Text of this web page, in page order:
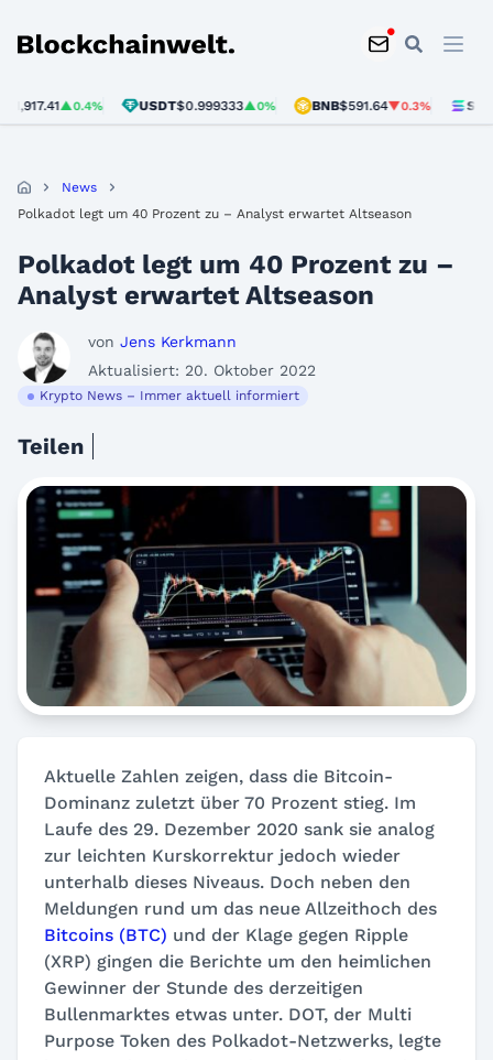
Blockchainwelt
▲0.4% USDT$0.999333▲0% BNB$591.64▼0.3% SOL
News
Polkadot legt um 40 Prozent zu – Analyst erwartet Altseason
Polkadot legt um 40 Prozent zu –
Analyst erwartet Altseason
von Jens Kerkmann
Aktualisiert: 20. Oktober 2022
Krypto News – Immer aktuell informiert
Teilen
Aktuelle Zahlen zeigen, dass die Bitcoin-
Dominanz zuletzt über 70 Prozent stieg. Im
Laufe des 29. Dezember 2020 sank sie analog
zur leichten Kurskorrektur jedoch wieder
unterhalb dieses Niveaus. Doch neben den
Meldungen rund um das neue Allzeithoch des
Bitcoins (BTC) und der Klage gegen Ripple
(XRP) gingen die Berichte um den heimlichen
Gewinner der Stunde des derzeitigen
Bullenmarktes etwas unter. DOT, der Multi
Purpose Token des Polkadot-Netzwerks, legte